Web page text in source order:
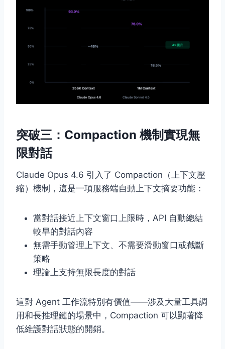
突破三：Compaction 機制實現無
限對話
Claude Opus 4.6 引入了 Compaction（上下文壓
縮）機制，這是一項服務端自動上下文摘要功能：
當對話接近上下文窗口上限時，API 自動總結
較早的對話內容
無需手動管理上下文、不需要滑動窗口或截斷
策略
理論上支持無限長度的對話
這對 Agent 工作流特別有價值——涉及大量工具調
用和長推理鏈的場景中，Compaction 可以顯著降
低維護對話狀態的開銷。